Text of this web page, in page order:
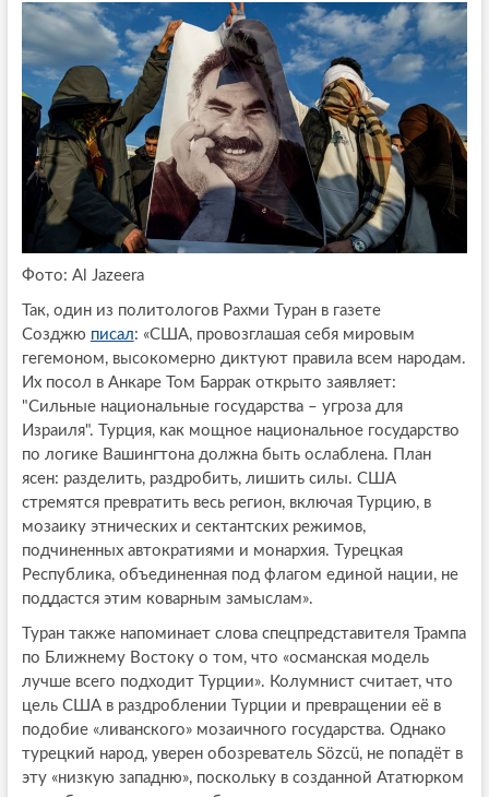
Фото: Al Jazeera
Так, один из политологов Рахми Туран в газете
Созджю писал: «США, провозглашая себя мировым
гегемоном, высокомерно диктуют правила всем народам.
Их посол в Анкаре Том Баррак открыто заявляет:
"Сильные национальные государства – угроза для
Израиля". Турция, как мощное национальное государство
по логике Вашингтона должна быть ослаблена. План
ясен: разделить, раздробить, лишить силы. США
стремятся превратить весь регион, включая Турцию, в
мозаику этнических и сектантских режимов,
подчиненных автократиями и монархия. Турецкая
Республика, объединенная под флагом единой нации, не
поддастся этим коварным замыслам».
Туран также напоминает слова спецпредставителя Трампа
по Ближнему Востоку о том, что «османская модель
лучше всего подходит Турции». Колумнист считает, что
цель США в раздроблении Турции и превращении её в
подобие «ливанского» мозаичного государства. Однако
турецкий народ, уверен обозреватель Sözcü, не попадёт в
эту «низкую западню», поскольку в созданной Ататюрком